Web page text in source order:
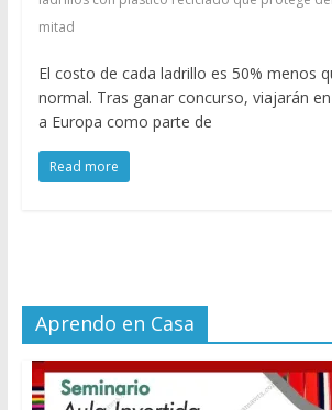
mitad
El costo de cada ladrillo es 50% menos
normal. Tras ganar concurso, viajarán
a Europa como parte de
Read more
Aprendo en Casa